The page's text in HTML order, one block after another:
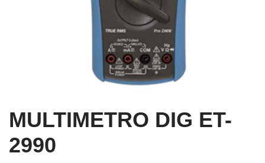
MULTIMETRO DIG ET-
2990